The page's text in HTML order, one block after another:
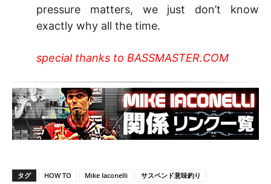
pressure matters, we just don’t know
exactly why all the time.
special thanks to BASSMASTER.COM
タグ HOW TO Mike Iaconelli
サスペンド意味釣り